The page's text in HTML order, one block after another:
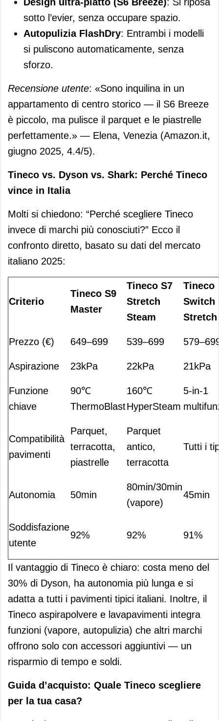
sotto l’evier, senza occupare spazio.
Autopulizia FlashDry: Entrambi i modelli
si puliscono automaticamente, senza
sforzo.
Recensione utente: «Sono inquilina in un
appartamento di centro storico — il S6 Breeze
è piccolo, ma pulisce il parquet e le piastrelle
perfettamente.» — Elena, Venezia (Amazon.it,
giugno 2025, 4.4/5).
Tineco vs. Dyson vs. Shark: Perché Tineco
vince in Italia
Molti si chiedono: “Perché scegliere Tineco
invece di marchi più conosciuti?” Ecco il
confronto diretto, basato su dati del mercato
italiano 2025:
Criterio
Tineco S9
Master
Tineco S7
Stretch
Steam
Tineco
Switch
Stretch
Prezzo (€) 649–699 539–699
Aspirazione 23kPa 22kPa 21kPa
Funzione
chiave
90℃
ThermoBlast
160℃
HyperSteam
5-in-1
Compatibilità
pavimenti
Parquet,
terracotta,
piastrelle
Parquet
antico,
terracotta
Tutti i
Autonomia 50min
80min/30min
(vapore)
45min
Soddisfazione
utente
92% 92% 91%
Il vantaggio di Tineco è chiaro: costa meno del
30% di Dyson, ha autonomia più lunga e si
adatta a tutti i pavimenti tipici italiani. Inoltre, il
Tineco aspirapolvere e lavapavimenti integra
funzioni (vapore, autopulizia) che altri marchi
offrono solo con accessori aggiuntivi — un
risparmio di tempo e soldi.
Guida d’acquisto: Quale Tineco scegliere
per la tua casa?